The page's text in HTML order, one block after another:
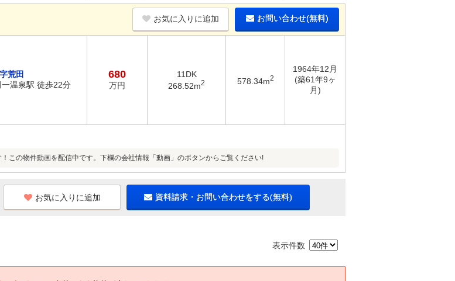
お気に入りに追加 お問い合わせ(無料)
荒田
温泉駅 徒歩22分
680
万円
11DK
268.52m2 578.34m2
1964年12月
(築61年9ヶ
月)
この物件動画を配信中です。下欄の会社情報「動画」のボタンからご覧ください!
お気に入りに追加 資料請求・お問い合わせをする(無料)
表示件数